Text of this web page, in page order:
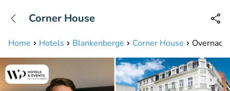
Bereikbaar tot 23:00 uur
Home Hotels Blankenberge Corner House
Corner House